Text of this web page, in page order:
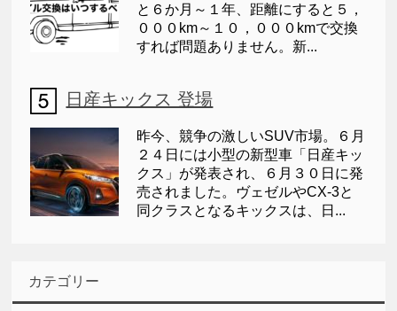
と６か月～１年、距離にすると５，
０００km～１０，０００kmで交換
すれば問題ありません。新...
日産キックス 登場
昨今、競争の激しいSUV市場。６月
２４日には小型の新型車「日産キッ
クス」が発表され、６月３０日に発
売されました。ヴェゼルやCX-3と
同クラスとなるキックスは、日...
カテゴリー